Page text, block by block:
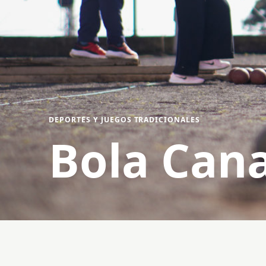
DEPORTES Y JUEGOS TRADICIONALES
Bola